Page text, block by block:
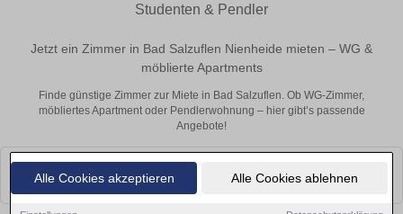
Alle Cookies akzeptieren Alle Cookies ablehnen
Studenten & Pendler
Jetzt ein Zimmer in Bad Salzuflen Nienheide mieten – WG &
möblierte Apartments
Finde günstige Zimmer zur Miete in Bad Salzuflen. Ob WG-Zimmer,
möbliertes Apartment oder Pendlerwohnung – hier gibt’s passende
Angebote!
Leider konnten wir derzeit keine passenden Objekte finden. Schauen Sie
bald wieder vorbei!